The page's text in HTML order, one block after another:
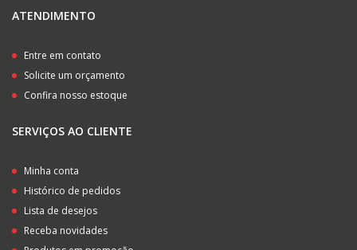
ATENDIMENTO
Entre em contato
Solicite um orçamento
Confira nosso estoque
SERVIÇOS AO CLIENTE
Minha conta
Histórico de pedidos
Lista de desejos
Receba novidades